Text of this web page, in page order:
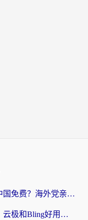
如何翻墙到中国免费？海外党亲测：从踩坑到选对加速器的全攻略
海外党必看：云极和Bling好用吗？3分钟教你选对回国加速器